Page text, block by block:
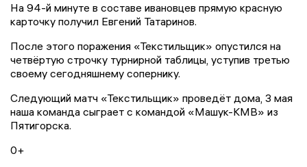
На 94-й минуте в составе ивановцев прямую красную
карточку получил Евгений Татаринов.
После этого поражения «Текстильщик» опустился на
четвёртую строчку турнирной таблицы, уступив третью
своему сегодняшнему сопернику.
Следующий матч «Текстильщик» проведёт дома, 3 мая
наша команда сыграет с командой «Машук-КМВ» из
Пятигорска.
0+